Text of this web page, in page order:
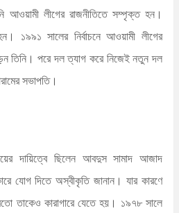
আওয়ামী লীগের রাজনীতিতে সম্পৃক্ত হন।
১৯৯১ সালের নির্বাচনে আওয়ামী লীগের
তিনি। পরে দল ত্যাগ করে নিজেই নতুন দল
সভাপতি।
দায়িত্বে ছিলেন আবদুস সামাদ আজাদ
যোগ দিতে অস্বীকৃতি জানান। যার কারণে
তাকেও কারাগারে যেতে হয়। ১৯৭৮ সালে